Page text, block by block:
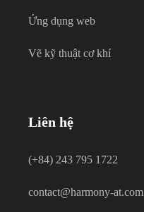
Ứng dụng web
Vẽ kỹ thuật cơ khí
Liên hệ
(+84) 243 795 1722
contact@harmony-at.com